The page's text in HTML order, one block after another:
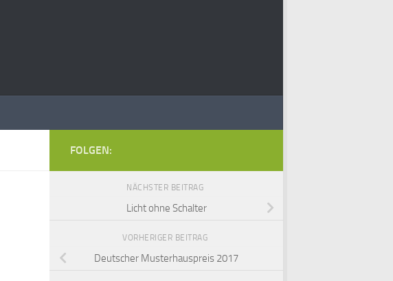
FOLGEN:
NÄCHSTER BEITRAG
Licht ohne Schalter
VORHERIGER BEITRAG
Deutscher Musterhauspreis 2017